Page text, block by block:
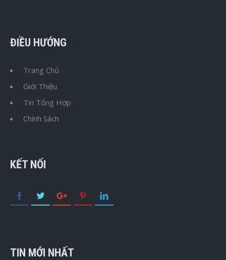
ĐIỀU HƯỚNG
Trang Chủ
Giới Thiệu
Tin Tổng Hợp
Chính Sách
KẾT NỐI
TIN MỚI NHẤT